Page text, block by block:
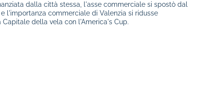
dalla città stessa, l'asse commerciale si spostò dal
l'importanza commerciale di Valenzia si ridusse
della vela con l'America's Cup.